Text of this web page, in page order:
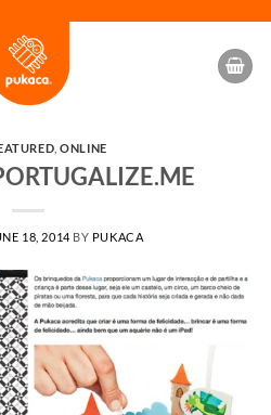
,ONLINE
18, 2014 BY PUKACA